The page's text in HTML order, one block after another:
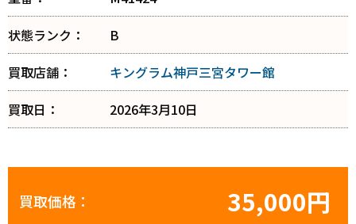
状態ランク：
B
買取店舗：
キングラム神戸三宮タワー館
買取日：
2026年3月10日
買取価格： 35,000円